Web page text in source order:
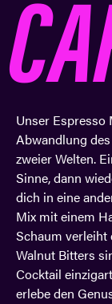
Unser Espresso
Abwandlung
zweier Welten.
Sinne, dann
dich in eine
Mix mit einem
Schaum verleiht
Walnut Bitters
Cocktail
erlebe den